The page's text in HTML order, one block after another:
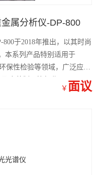
属分析仪-DP-800
于2018年推出，以其时尚
本系列产品特别适用于
保性检验等领域，广泛应用
皮革制品等行业。
￥ 面议